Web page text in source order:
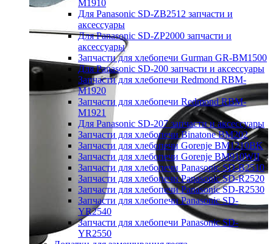
M1910
Для Panasonic SD-ZB2512 запчасти и
аксессуары
Для Panasonic SD-ZP2000 запчасти и
аксессуары
Запчасти для хлебопечи Gurman GR-BM1500
Для Panasonic SD-200 запчасти и аксессуары
Запчасти для хлебопечи Redmond RBM-
M1920
Запчасти для хлебопечи Redmond RBM-
M1921
Для Panasonic SD-207 запчасти и аксессуары
Запчасти для хлебопечи Binatone BM202
Запчасти для хлебопечи Gorenje BM1210BK
Запчасти для хлебопечи Gorenje BM910WII
Запчасти для хлебопечи Panasonic SD-B2510
Запчасти для хлебопечи Panasonic SD-R2520
Запчасти для хлебопечи Panasonic SD-R2530
Запчасти для хлебопечи Panasonic SD-
YR2540
Запчасти для хлебопечи Panasonic SD-
YR2550